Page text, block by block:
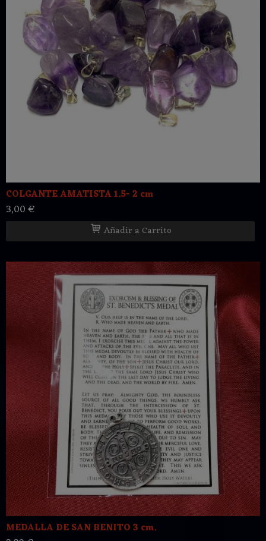
COLGANTE AMATISTA 1.5- 2 cm
3,00 €
Añadir a Carrito
MEDALLA DE SAN BENITO 3 cm.